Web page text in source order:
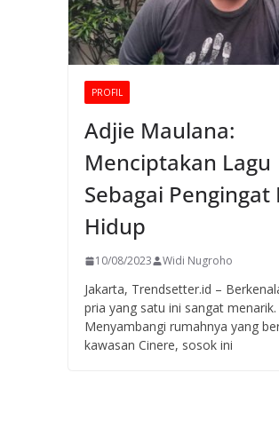
PROFIL
Adjie Maulana:
Menciptakan Lagu
Sebagai Pengingat
Hidup
10/08/2023 Widi Nugroho
Jakarta, Trendsetter.id –
pria yang satu ini sangat menarik.
Menyambangi rumahnya yang
kawasan Cinere, sosok ini